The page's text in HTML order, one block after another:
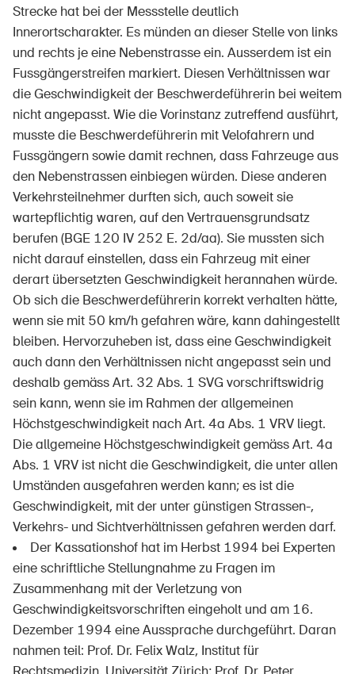
Strecke hat bei der Messstelle deutlich
Innerortscharakter. Es münden an dieser Stelle von links
und rechts je eine Nebenstrasse ein. Ausserdem ist ein
Fussgängerstreifen markiert. Diesen Verhältnissen war
die Geschwindigkeit der Beschwerdeführerin bei weitem
nicht angepasst. Wie die Vorinstanz zutreffend ausführt,
musste die Beschwerdeführerin mit Velofahrern und
Fussgängern sowie damit rechnen, dass Fahrzeuge aus
den Nebenstrassen einbiegen würden. Diese anderen
Verkehrsteilnehmer durften sich, auch soweit sie
wartepflichtig waren, auf den Vertrauensgrundsatz
berufen (BGE 120 IV 252 E. 2d/aa). Sie mussten sich
nicht darauf einstellen, dass ein Fahrzeug mit einer
derart übersetzten Geschwindigkeit herannahen würde.
Ob sich die Beschwerdeführerin korrekt verhalten hätte,
wenn sie mit 50 km/h gefahren wäre, kann dahingestellt
bleiben. Hervorzuheben ist, dass eine Geschwindigkeit
auch dann den Verhältnissen nicht angepasst sein und
deshalb gemäss Art. 32 Abs. 1 SVG vorschriftswidrig
sein kann, wenn sie im Rahmen der allgemeinen
Höchstgeschwindigkeit nach Art. 4a Abs. 1 VRV liegt.
Die allgemeine Höchstgeschwindigkeit gemäss Art. 4a
Abs. 1 VRV ist nicht die Geschwindigkeit, die unter allen
Umständen ausgefahren werden kann; es ist die
Geschwindigkeit, mit der unter günstigen Strassen-,
Verkehrs- und Sichtverhältnissen gefahren werden darf.
Der Kassationshof hat im Herbst 1994 bei Experten
eine schriftliche Stellungnahme zu Fragen im
Zusammenhang mit der Verletzung von
Geschwindigkeitsvorschriften eingeholt und am 16.
Dezember 1994 eine Aussprache durchgeführt. Daran
nahmen teil: Prof. Dr. Felix Walz, Institut für